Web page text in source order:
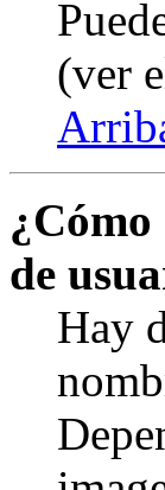
(ver
de
Hay